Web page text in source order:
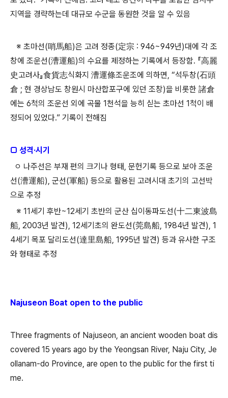
지역을 경략하는데 대규모 수군을 동원한 것을 알 수 있음
※ 초마선(哨馬船)은 고려 정종(定宗 : 946~949년)대에 각 조
창에 조운선(漕運船)의 수요를 제정하는 기록에서 등장함. 『高麗
史고려사』食貨志식화지 漕運條조운조에 의하면, “석두창(石頭
倉 ; 현 경상남도 창원시 마산합포구에 있던 조창)을 비롯한 諸倉
에는 6척의 조운선 외에 곡물 1천석을 능히 싣는 초마선 1척이 배
정되어 있었다.” 기록이 전해짐
□ 성격·시기
ㅇ 나주선은 부재 편의 크기나 형태, 문헌기록 등으로 보아 조운
선(漕運船), 군선(軍船) 등으로 활용된 고려시대 초기의 고선박
으로 추정
※ 11세기 후반~12세기 초반의 군산 십이동파도선(十二東波島
船, 2003년 발견), 12세기초의 완도선(莞島船, 1984년 발견), 1
4세기 목포 달리도선(達里島船, 1995년 발견) 등과 유사한 구조
와 형태로 추정
Najuseon Boat open to the public
Three fragments of Najuseon, an ancient wooden boat dis
covered 15 years ago by the Yeongsan River, Naju City, Je
ollanam-do Province, are open to the public for the first ti
me.